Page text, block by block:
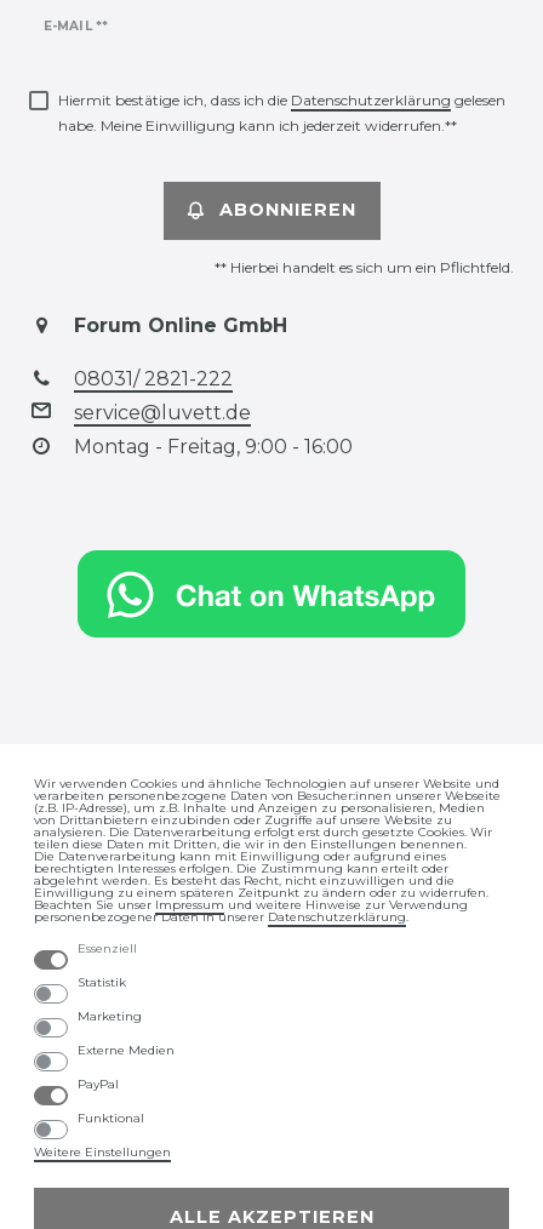
E-MAIL **
Newsletter
Hiermit bestätige ich, dass ich die Daten­schutz­erklärung gelesen
habe. Meine Einwilligung kann ich jederzeit widerrufen.**
ABONNIEREN
** Hierbei handelt es sich um ein Pflichtfeld.
Forum Online GmbH
08031/ 2821-222
service@luvett.de
Montag - Freitag, 9:00 - 16:00
Impressum Daten­schutz­erklärung
AGB
Wir verwenden Cookies und ähnliche Technologien auf unserer Website und
verarbeiten personenbezogene Daten von Besucher:innen unserer Webseite
(z.B. IP-Adresse), um z.B. Inhalte und Anzeigen zu personalisieren, Medien
von Drittanbietern einzubinden oder Zugriffe auf unsere Website zu
analysieren. Die Datenverarbeitung erfolgt erst durch gesetzte Cookies. Wir
teilen diese Daten mit Dritten, die wir in den Einstellungen benennen.
Die Datenverarbeitung kann mit Einwilligung oder aufgrund eines
berechtigten Interesses erfolgen. Die Zustimmung kann erteilt oder
abgelehnt werden. Es besteht das Recht, nicht einzuwilligen und die
Einwilligung zu einem späteren Zeitpunkt zu ändern oder zu widerrufen.
Beachten Sie unser Impressum und weitere Hinweise zur Verwendung
personenbezogener Daten in unserer Daten­schutz­erklärung.
Essenziell
Statistik
Marketing
Externe Medien
PayPal
Funktional
Weitere Einstellungen
ALLE AKZEPTIEREN